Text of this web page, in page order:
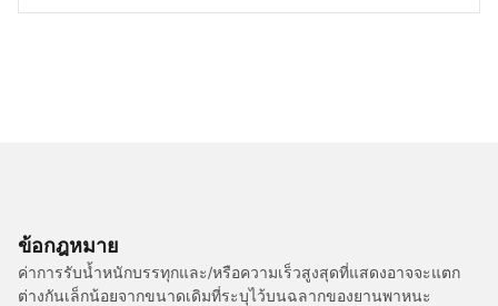
ข้อกฎหมาย
ค่าการรับน้ำหนักบรรทุกและ/หรือความเร็วสูงสุดที่แสดงอาจจะแตก
ต่างกันเล็กน้อยจากขนาดเดิมที่ระบุไว้บนฉลากของยานพาหนะ